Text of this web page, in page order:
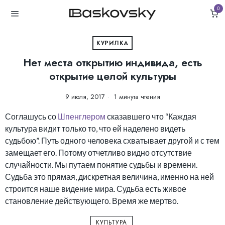
0
КУРИЛКА
Нет места открытию индивида, есть
открытие целой культуры
9 июля, 2017 1 минута чтения
Соглашусь со Шпенглером сказавшего что “Каждая
культура видит только то, что ей наделено видеть
судьбою”. Путь одного человека схватывает другой и с тем
замещает его. Потому отчетливо видно отсутствие
случайности. Мы путаем понятие судьбы и времени.
Судьба это прямая, дискретная величина, именно на ней
строится наше видение мира. Судьба есть живое
становление действующего. Время же мертво.
КУЛЬТУРА